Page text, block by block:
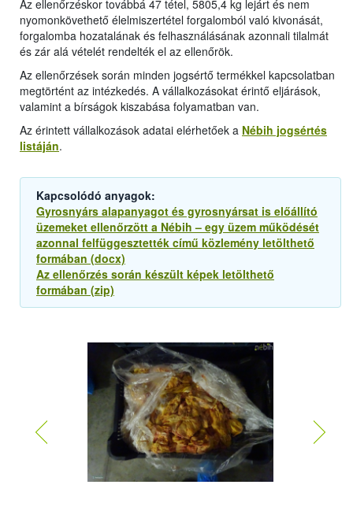
Az ellenőrzéskor továbbá 47 tétel, 5805,4 kg lejárt és nem
nyomonkövethető élelmiszertétel forgalomból való kivonását,
forgalomba hozatalának és felhasználásának azonnali tilalmát
és zár alá vételét rendelték el az ellenőrök.
Az ellenőrzések során minden jogsértő termékkel kapcsolatban
megtörtént az intézkedés. A vállalkozásokat érintő eljárások,
valamint a bírságok kiszabása folyamatban van.
Az érintett vállalkozások adatai elérhetőek a Nébih jogsértés
listáján.
Kapcsolódó anyagok:
Gyrosnyárs alapanyagot és gyrosnyársat is előállító
üzemeket ellenőrzött a Nébih – egy üzem működését
azonnal felfüggesztették című közlemény letölthető
formában (docx)
Az ellenőrzés során készült képek letölthető
formában (zip)